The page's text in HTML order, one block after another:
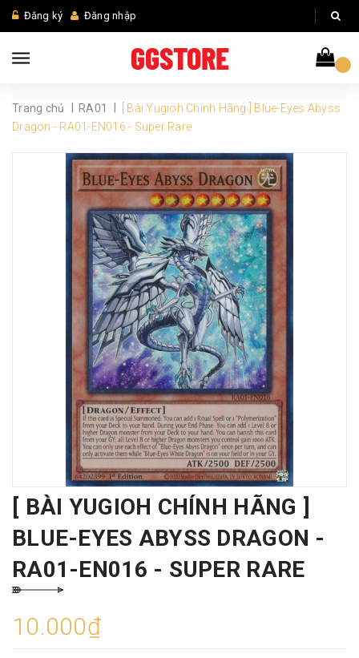
Đăng ký Đăng nhập
Trang chủ RA01
[ Bài Yugioh Chính Hãng ] Blue-Eyes Abyss
Dragon - RA01-EN016 - Super Rare
[ BÀI YUGIOH CHÍNH HÃNG ]
BLUE-EYES ABYSS DRAGON -
RA01-EN016 - SUPER RARE
10.000₫